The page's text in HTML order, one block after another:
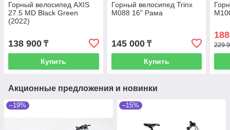
Горный велосипед AXIS
27.5 MD Black Green
(2022)
138 900 ₸
Купить
Горный велосипед Trinx
M088 16" Рама
145 000₸
Купить
229
Акционные предложения и новинки
–19% –15%